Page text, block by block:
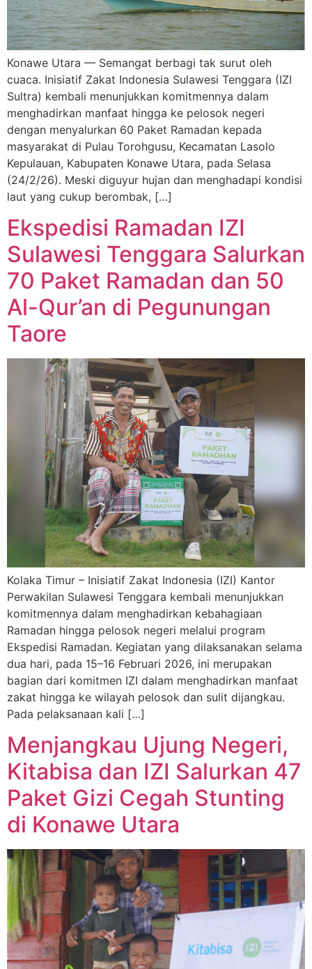
Konawe Utara — Semangat berbagi tak surut oleh
cuaca. Inisiatif Zakat Indonesia Sulawesi Tenggara (IZI
Sultra) kembali menunjukkan komitmennya dalam
menghadirkan manfaat hingga ke pelosok negeri
dengan menyalurkan 60 Paket Ramadan kepada
masyarakat di Pulau Torohgusu, Kecamatan Lasolo
Kepulauan, Kabupaten Konawe Utara, pada Selasa
(24/2/26). Meski diguyur hujan dan menghadapi kondisi
laut yang cukup berombak, […]
Ekspedisi Ramadan IZI
Sulawesi Tenggara Salurkan
70 Paket Ramadan dan 50
Al-Qur’an di Pegunungan
Taore
Kolaka Timur – Inisiatif Zakat Indonesia (IZI) Kantor
Perwakilan Sulawesi Tenggara kembali menunjukkan
komitmennya dalam menghadirkan kebahagiaan
Ramadan hingga pelosok negeri melalui program
Ekspedisi Ramadan. Kegiatan yang dilaksanakan selama
dua hari, pada 15–16 Februari 2026, ini merupakan
bagian dari komitmen IZI dalam menghadirkan manfaat
zakat hingga ke wilayah pelosok dan sulit dijangkau.
Pada pelaksanaan kali […]
Menjangkau Ujung Negeri,
Kitabisa dan IZI Salurkan 47
Paket Gizi Cegah Stunting
di Konawe Utara